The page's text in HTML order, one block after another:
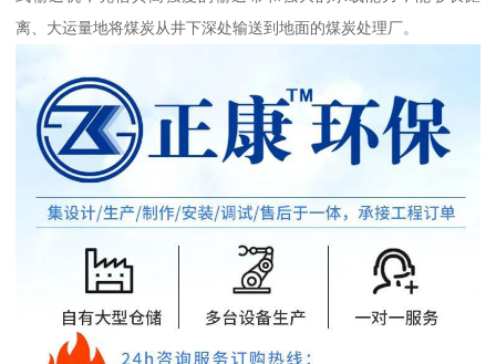
离、大运量地将煤炭从井下深处输送到地面的煤炭处理厂。